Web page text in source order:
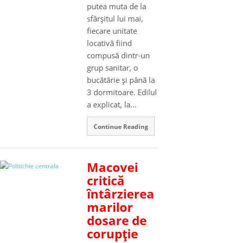
putea muta de la
sfârşitul lui mai,
fiecare unitate
locativă fiind
compusă dintr-un
grup sanitar, o
bucătărie şi până la
3 dormitoare. Edilul
a explicat, la...
Continue Reading
Macovei
critică
întârzierea
marilor
dosare de
corupţie